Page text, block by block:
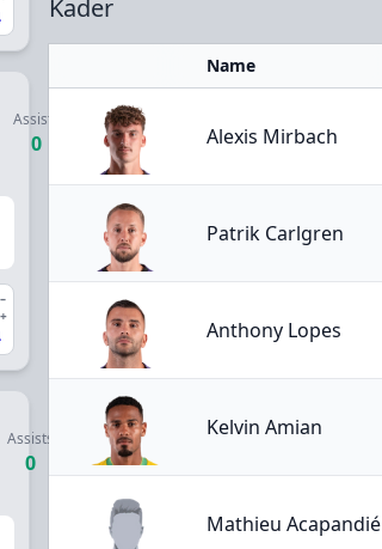
Assists
0
Assists
0
Kader
Name
Alexis Mirbach
Patrik Carlgren
Anthony Lopes
Kelvin Amian
Mathieu Acapandié